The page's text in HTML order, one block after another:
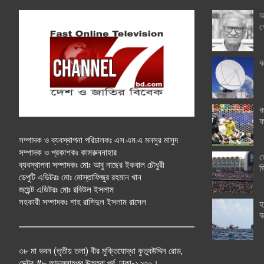
সম্পাদক ও ব্যবস্থাপনা পরিচালকঃ এস.এম.এ মনসুর মাসুদ
সম্পাদক ও প্রকাশকঃ কামরুননাহার
ব্যবস্থাপনা সম্পাদকঃ মোঃ আবু নাছের ইকবাল চৌধুরী
ডেপুটি এডিটরঃ মোঃ মোস্তাফিজুর রহমান খান
জয়েন্ট এডিটরঃ মোঃ রবিউল ইসলাম
সহকারী সম্পাদকঃ শাহ রাশিদুল ইসলাম রাসেল
৩৮ মা ভবন (তৃতীয় তলা) বীর মুক্তিযোদ্ধা কুতুবউদ্দিন রোড,